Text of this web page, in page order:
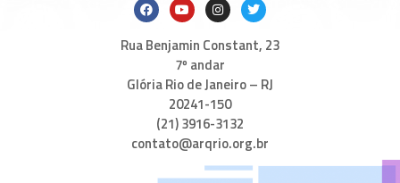
Rua Benjamin Constant, 23
7º andar
Glória Rio de Janeiro – RJ
20241-150
(21) 3916-3132
contato@arqrio.org.br